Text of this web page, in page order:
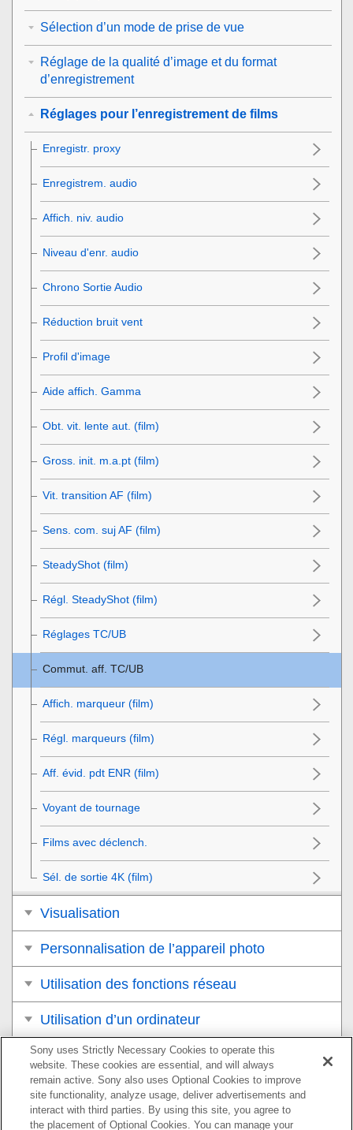
Sélection d’un mode de prise de vue
Réglage de la qualité d’image et du format
d’enregistrement
Réglages pour l’enregistrement de films
Enregistr. proxy
Enregistrem. audio
Affich. niv. audio
Niveau d'enr. audio
Chrono Sortie Audio
Réduction bruit vent
Profil d'image
Aide affich. Gamma
Obt. vit. lente aut. (film)
Gross. init. m.a.pt (film)
Vit. transition AF (film)
Sens. com. suj AF (film)
SteadyShot (film)
Régl. SteadyShot (film)
Réglages TC/UB
Commut. aff. TC/UB
Affich. marqueur (film)
Régl. marqueurs (film)
Aff. évid. pdt ENR (film)
Voyant de tournage
Films avec déclench.
Sél. de sortie 4K (film)
Visualisation
Personnalisation de l’appareil photo
Utilisation des fonctions réseau
Utilisation d’un ordinateur
Liste des éléments du MENU
Précautions/Le produit
Si vous avez des problèmes
Sony uses Strictly Necessary Cookies to operate this
website. These cookies are essential, and will always
remain active. Sony also uses Optional Cookies to improve
site functionality, analyze usage, deliver advertisements and
interact with third parties. By using this site, you agree to
the placement of Optional Cookies. You can manage your